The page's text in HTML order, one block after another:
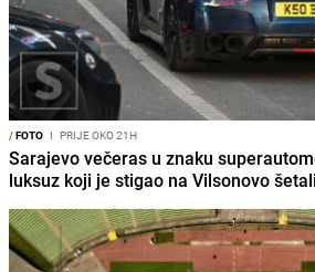
/FOTO I PRIJE OKO 21H
Sarajevo večeras u znaku
luksuz koji je stigao na Vilsonovo